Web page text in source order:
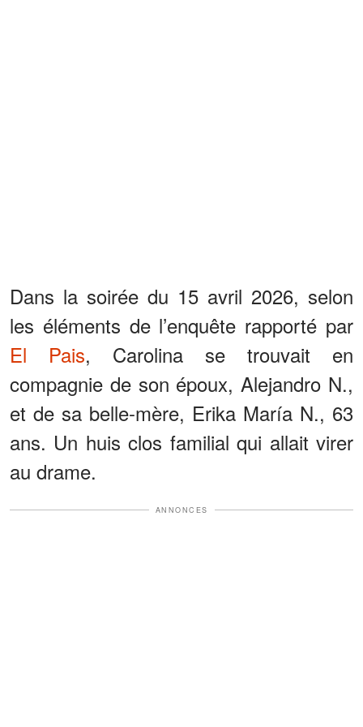
Dans la soirée du 15 avril 2026, selon
les éléments de l’enquête rapporté par
El Pais, Carolina se trouvait en
compagnie de son époux, Alejandro N.,
et de sa belle-mère, Erika María N., 63
ans. Un huis clos familial qui allait virer
au drame.
ANNONCES